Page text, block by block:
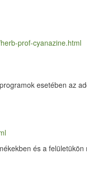
prof-cyanazine.html
esetében az
és a felületükön